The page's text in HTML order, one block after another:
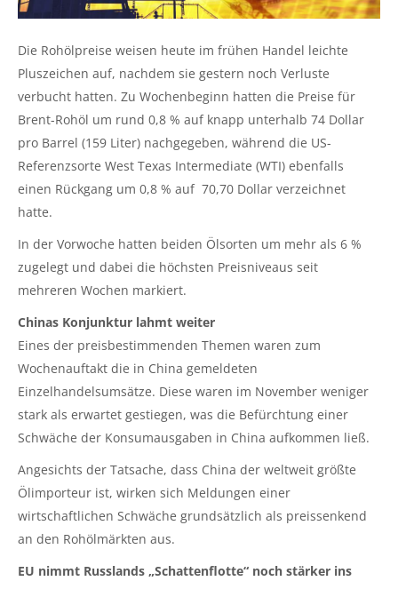
Die Rohölpreise weisen heute im frühen Handel leichte
Pluszeichen auf, nachdem sie gestern noch Verluste
verbucht hatten. Zu Wochenbeginn hatten die Preise für
Brent-Rohöl um rund 0,8 % auf knapp unterhalb 74 Dollar
pro Barrel (159 Liter) nachgegeben, während die US-
Referenzsorte West Texas Intermediate (WTI) ebenfalls
einen Rückgang um 0,8 % auf 70,70 Dollar verzeichnet
hatte.
In der Vorwoche hatten beiden Ölsorten um mehr als 6 %
zugelegt und dabei die höchsten Preisniveaus seit
mehreren Wochen markiert.
Chinas Konjunktur lahmt weiter
Eines der preisbestimmenden Themen waren zum
Wochenauftakt die in China gemeldeten
Einzelhandelsumsätze. Diese waren im November weniger
stark als erwartet gestiegen, was die Befürchtung einer
Schwäche der Konsumausgaben in China aufkommen ließ.
Angesichts der Tatsache, dass China der weltweit größte
Ölimporteur ist, wirken sich Meldungen einer
wirtschaftlichen Schwäche grundsätzlich als preissenkend
an den Rohölmärkten aus.
EU nimmt Russlands „Schattenflotte“ noch stärker ins